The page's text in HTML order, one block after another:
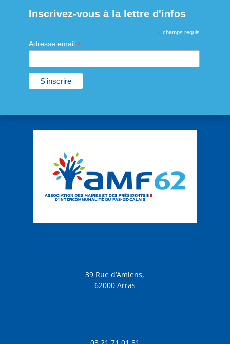
Inscrivez-vous à la lettre d'infos
* champs requis
Adresse email *
39 Rue d’Amiens,
62000 Arras